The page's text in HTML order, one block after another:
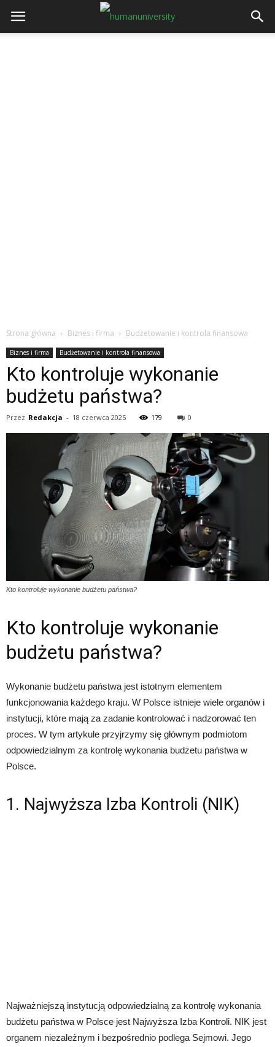
Strona główna Biznes i firma Budżetowanie i kontrola finansowa
Biznes i firma Budżetowanie i kontrola finansowa
Kto kontroluje wykonanie
budżetu państwa?
Przez Redakcja - 18 czerwca 2025 179 0
Kto kontroluje wykonanie budżetu państwa?
Kto kontroluje wykonanie
budżetu państwa?
Wykonanie budżetu państwa jest istotnym elementem
funkcjonowania każdego kraju. W Polsce istnieje wiele organów i
instytucji, które mają za zadanie kontrolować i nadzorować ten
proces. W tym artykule przyjrzymy się głównym podmiotom
odpowiedzialnym za kontrolę wykonania budżetu państwa w
Polsce.
1. Najwyższa Izba Kontroli (NIK)
Najważniejszą instytucją odpowiedzialną za kontrolę wykonania
budżetu państwa w Polsce jest Najwyższa Izba Kontroli. NIK jest
organem niezależnym i bezpośrednio podlega Sejmowi. Jego